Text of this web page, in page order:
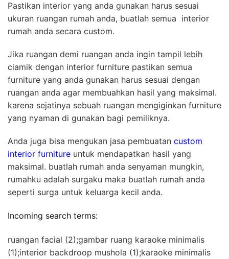
Pastikan interior yang anda gunakan harus sesuai
ukuran ruangan rumah anda, buatlah semua interior
rumah anda secara custom.
Jika ruangan demi ruangan anda ingin tampil lebih
ciamik dengan interior furniture pastikan semua
furniture yang anda gunakan harus sesuai dengan
ruangan anda agar membuahkan hasil yang maksimal.
karena sejatinya sebuah ruangan mengiginkan furniture
yang nyaman di gunakan bagi pemiliknya.
Anda juga bisa mengukan jasa pembuatan custom
interior furniture untuk mendapatkan hasil yang
maksimal. buatlah rumah anda senyaman mungkin,
rumahku adalah surgaku maka buatlah rumah anda
seperti surga untuk keluarga kecil anda.
Incoming search terms:
ruangan facial (2);gambar ruang karaoke minimalis
(1);interior backdroop mushola (1);karaoke minimalis